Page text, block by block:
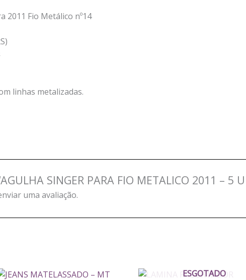
2011 Fio Metálico nº14
linhas metalizadas.
SINGER PARA FIO METALICO 2011 – 5
uma avaliação.
JEANS
ESGOTADO